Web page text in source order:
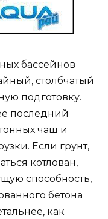
бассейнов
столбчатый
подготовку.
последний
чаш и
Если грунт,
котлован,
способность,
бетона
как